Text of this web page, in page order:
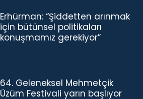
Erhürman: “Şiddetten arınmak
için bütünsel politikaları
konuşmamız gerekiyor”
64. Geleneksel Mehmetçik
Üzüm Festivali yarın başlıyor